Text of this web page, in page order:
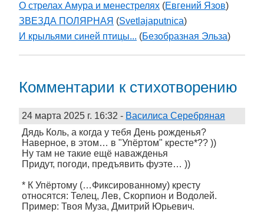
О стрелах Амура и менестрелях (Евгений Язов)
ЗВЕЗДА ПОЛЯРНАЯ (Svetlajaputnica)
И крыльями синей птицы... (Безобразная Эльза)
Комментарии к стихотворению
24 марта 2025 г. 16:32 - Василиса Серебряная
Дядь Коль, а когда у тебя День рожденья?
Наверное, в этом… в "Упёртом" кресте*?? ))
Ну там не такие ещё наважденья
Придут, погоди, предъявить фуэте… ))
* К Упёртому (…Фиксированному) кресту
относятся: Телец, Лев, Скорпион и Водолей.
Пример: Твоя Муза, Дмитрий Юрьевич.